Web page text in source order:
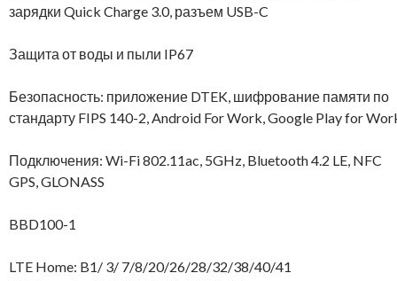
зарядки Quick Charge 3.0, разъем USB-C
Защита от воды и пыли IP67
Безопасность: приложение DTEK, шифрование памяти по
стандарту FIPS 140-2, Android For Work, Google Play for
Подключения: Wi-Fi 802.11ac, 5GHz, Bluetooth 4.2 LE, NFC
GPS, GLONASS
BBD100-1
LTE Home: B1/ 3/ 7/8/20/26/28/32/38/40/41